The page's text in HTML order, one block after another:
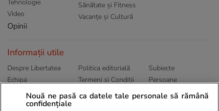
Tehnologie
Video
Opinii
Sănătate și Fitness
Vacanțe și Cultură
Informații utile
Despre Libertatea
Echipa
Publicitate
Politica de
Politica editorială
Termeni și Conditii
Abonamente
Subiecte
Persoane
Sitemap
Nouă ne pasă ca datele tale personale să rămână
confidențiale